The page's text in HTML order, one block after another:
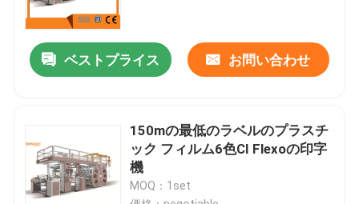
ベストプライス お問い合わせ
150mの最低のラベルのプラスチ
ック フィルム6色CI Flexoの印字
機
MOQ：1set